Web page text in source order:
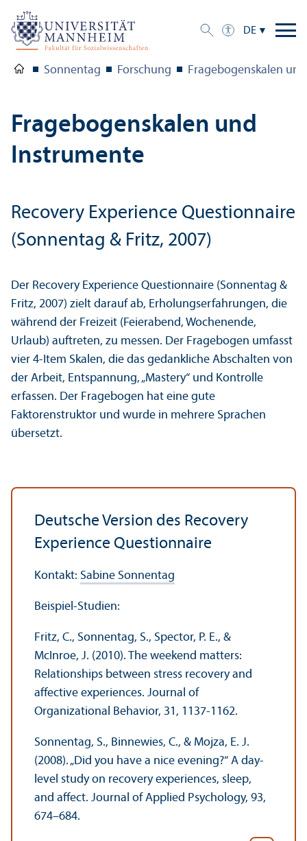
DE
Sonnentag Forschung Fragebogenskalen
Fragebogenskalen und
Instrumente
Recovery Experience Questionnaire
(Sonnentag & Fritz, 2007)
Der Recovery Experience Questionnaire (Sonnentag &
Fritz, 2007) zielt darauf ab, Erholungs­erfahrungen, die
während der Freizeit (Feierabend, Wochenende,
Urlaub) auftreten, zu messen. Der Fragebogen umfasst
vier 4-Item Skalen, die das gedankliche Abschalten von
der Arbeit, Entspannung, „Mastery“ und Kontrolle
erfassen. Der Fragebogen hat eine gute
Faktorenstruktor und wurde in mehrere Sprachen
übersetzt.
Deutsche Version des Recovery
Experience Questionnaire
Kontakt: Sabine Sonnentag
Beispiel-Studien:
Fritz, C., Sonnentag, S., Spector, P. E., &
McInroe, J. (2010). The weekend matters:
Relations­hips between stress recovery and
affective experiences. Journal of
Organizational Behavior, 31, 1137-1162.
Sonnentag, S., Binnewies, C., & Mojza, E. J.
(2008). „Did you have a nice evening?“ A day-
level study on recovery experiences, sleep,
and affect. Journal of Applied Psychology, 93,
674–684.